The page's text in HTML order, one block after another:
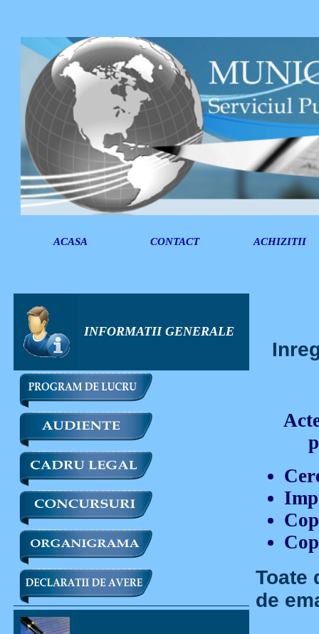
ACASA CONTACT ACHIZITII
INFORMATII GENERALE
Toate
de